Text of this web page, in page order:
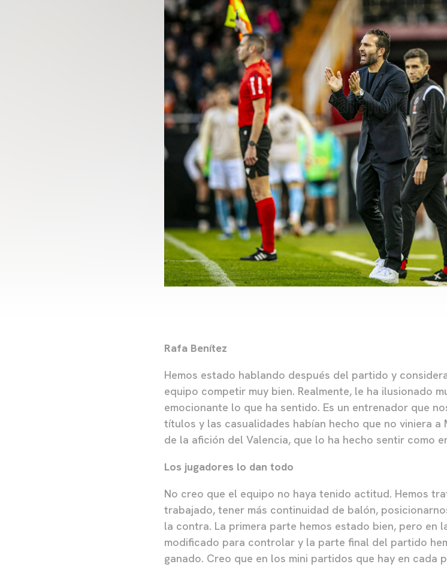
Rafa Benítez
Hemos estado hablando después del partido y
equipo competir muy bien. Realmente, le ha ilusionado
emocionante lo que ha sentido. Es un entrenador que
títulos y las casualidades habían hecho que no viniera
de la afición del Valencia, que lo ha hecho sentir como
Los jugadores lo dan todo
No creo que el equipo no haya tenido actitud. Hemos
trabajado, tener más continuidad de balón,
la contra. La primera parte hemos estado bien, pero en
modificado para controlar y la parte final del partido
ganado. Creo que en los mini partidos que hay en